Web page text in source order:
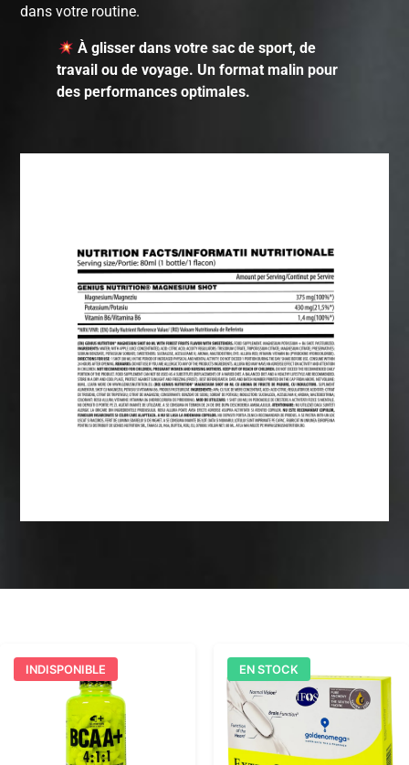
dans votre routine.
À glisser dans votre sac de sport, de
travail ou de voyage. Un format malin pour
des performances optimales.
INDISPONIBLE EN STOCK